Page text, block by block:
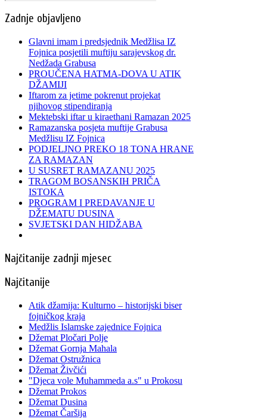
Zadnje objavljeno
Glavni imam i predsjednik Medžlisa IZ
Fojnica posjetili muftiju sarajevskog dr.
Nedžada Grabusa
PROUČENA HATMA-DOVA U ATIK
DŽAMIJI
Iftarom za jetime pokrenut projekat
njihovog stipendiranja
Mektebski iftar u kiraethani Ramazan 2025
Ramazanska posjeta muftije Grabusa
Medžlisu IZ Fojnica
PODJELJNO PREKO 18 TONA HRANE
ZA RAMAZAN
U SUSRET RAMAZANU 2025
TRAGOM BOSANSKIH PRIČA
ISTOKA
PROGRAM I PREDAVANJE U
DŽEMATU DUSINA
SVJETSKI DAN HIDŽABA
Najčitanije zadnji mjesec
Najčitanije
Atik džamija: Kulturno – historijski biser
fojničkog kraja
Medžlis Islamske zajednice Fojnica
Džemat Pločari Polje
Džemat Gornja Mahala
Džemat Ostružnica
Džemat Živčići
"Djeca vole Muhammeda a.s" u Prokosu
Džemat Prokos
Džemat Dusina
Džemat Čaršija